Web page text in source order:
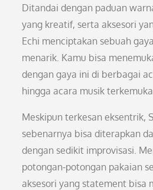
Ditandai dengan paduan
yang kreatif, serta aksesori
Echi menciptakan sebuah
menarik. Kamu bisa
dengan gaya ini di berbagai
hingga acara musik
Meskipun terkesan eksentrik,
sebenarnya bisa diterapkan
dengan sedikit improvisasi.
potongan-potongan pakaian
aksesori yang statement bisa